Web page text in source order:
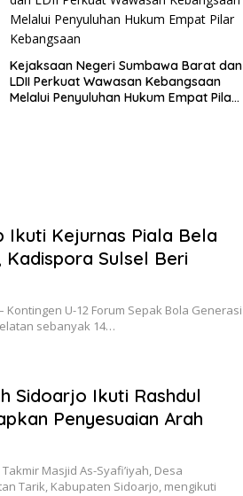
Kejaksaan Negeri Sumbawa Barat dan
LDII Perkuat Wawasan Kebangsaan
Melalui Penyuluhan Hukum Empat Pilar
Ikuti Kejurnas Piala Bela
Sulsel Beri
– Kontingen U-12 Forum Sepak Bola Generasi
sebanyak 14…
Sidoarjo Ikuti Rashdul
Penyesuaian Arah
Takmir Masjid As-Syafi’iyah, Desa
Tarik, Kabupaten Sidoarjo, mengikuti